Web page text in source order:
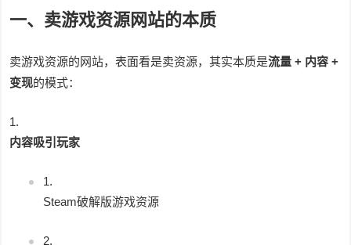
一、卖游戏资源网站的本质
卖游戏资源的网站，表面看是卖资源，其实本质是流量 + 内容 +
变现的模式：
内容吸引玩家
Steam破解版游戏资源